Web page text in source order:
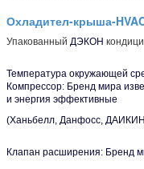
Охладител-крыша-
Упакованный ДЭКОН
Температура окружающей
Компрессор: Бренд мира
и энергия эффективные
(Ханьбелл, Данфосс,
Клапан расширения: Бренд